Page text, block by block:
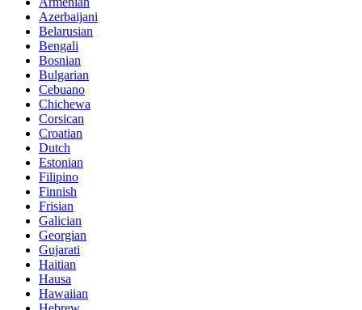
Azerbaijani
Belarusian
Bengali
Bosnian
Bulgarian
Cebuano
Chichewa
Corsican
Croatian
Dutch
Estonian
Filipino
Finnish
Frisian
Galician
Georgian
Gujarati
Haitian
Hausa
Hawaiian